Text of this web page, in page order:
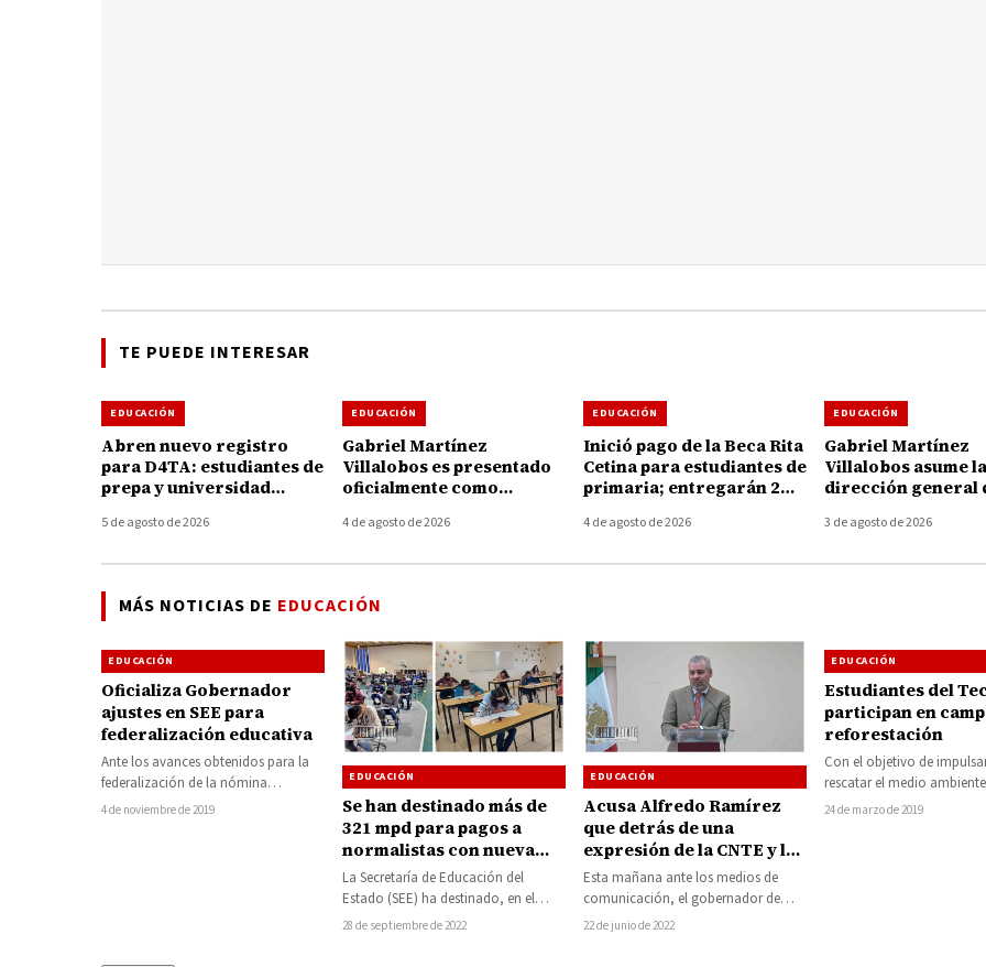
TE PUEDE INTERESAR
EDUCACIÓN
Abren nuevo registro
para D4TA: estudiantes de
prepa y universidad
internet gratuito
5 de agosto de 2026
EDUCACIÓN
Gabriel Martínez
Villalobos es presentado
oficialmente como
Tecnológico de Huetamo
4 de agosto de 2026
EDUCACIÓN
Inició pago de la Beca Rita
Cetina para estudiantes de
primaria; entregarán 2
4 de agosto de 2026
EDUCACIÓN
Gabriel Martínez
Villalobos asume la
dirección general
3 de agosto de 2026
MÁS NOTICIAS DE EDUCACIÓN
EDUCACIÓN
Oficializa Gobernador
ajustes en SEE para
federalización educativa
Ante los avances obtenidos para la
federalización de la nómina
educativa en Michoacán, el
4 de noviembre de 2019
EDUCACIÓN
Se han destinado más de
321 mpd para pagos a
normalistas con nueva
plaza: SEE
La Secretaría de Educación del
Estado (SEE) ha destinado, en el
último ciclo escolar, más de 321
28 de septiembre de 2022
EDUCACIÓN
Acusa Alfredo Ramírez
que detrás de una
expresión de la CNTE y la
venta de plazas, están
Silvano Aureoles y el
extitular de la SEE
Esta mañana ante los medios de
comunicación, el gobernador de
Michoacán Alfredo Ramírez Bedolla,
22 de junio de 2022
EDUCACIÓN
Estudiantes del
participan en
reforestación
Con el objetivo de
rescatar el medio
del Instituto Tecnológico
24 de marzo de 2019